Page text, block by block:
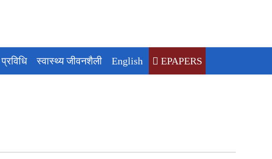
स्वास्थ्य जीवनशैली English EPAPERS